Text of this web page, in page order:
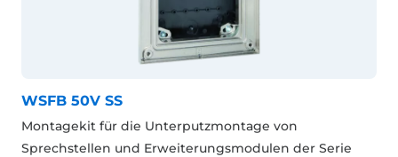
WSFB 50V SS
Montagekit für die Unterputzmontage von
Sprechstellen und Erweiterungsmodulen der Serie